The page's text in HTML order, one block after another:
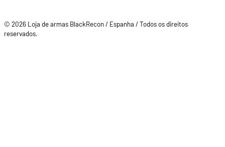
© 2026 Loja de armas BlackRecon / Espanha / Todos os direitos
reservados.